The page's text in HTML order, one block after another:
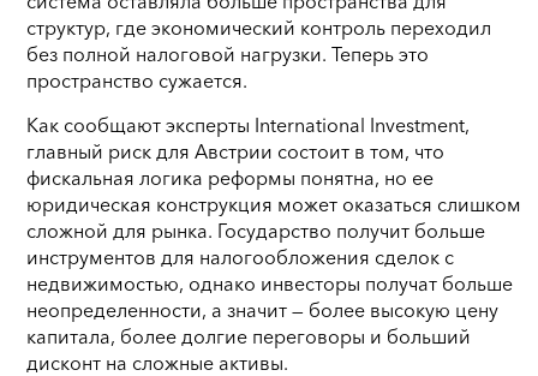
структур, где экономический контроль переходил
без полной налоговой нагрузки. Теперь это
пространство сужается.
Как сообщают эксперты International Investment,
главный риск для Австрии состоит в том, что
фискальная логика реформы понятна, но ее
юридическая конструкция может оказаться слишком
сложной для рынка. Государство получит больше
инструментов для налогообложения сделок с
недвижимостью, однако инвесторы получат больше
неопределенности, а значит — более высокую цену
капитала, более долгие переговоры и больший
дисконт на сложные активы.